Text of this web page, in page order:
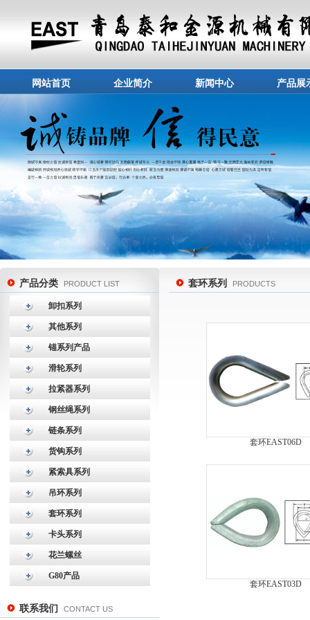
网站首页 企业简介 新闻中心 产品展
套环系列 PRODUCTS
套环EAST06D
套环EAST03D
产品分类 PRODUCT LIST
卸扣系列
其他系列
锚系列产品
滑轮系列
拉紧器系列
钢丝绳系列
链条系列
货钩系列
紧索具系列
吊环系列
套环系列
卡头系列
花兰螺丝
G80产品
联系我们 CONTACT US